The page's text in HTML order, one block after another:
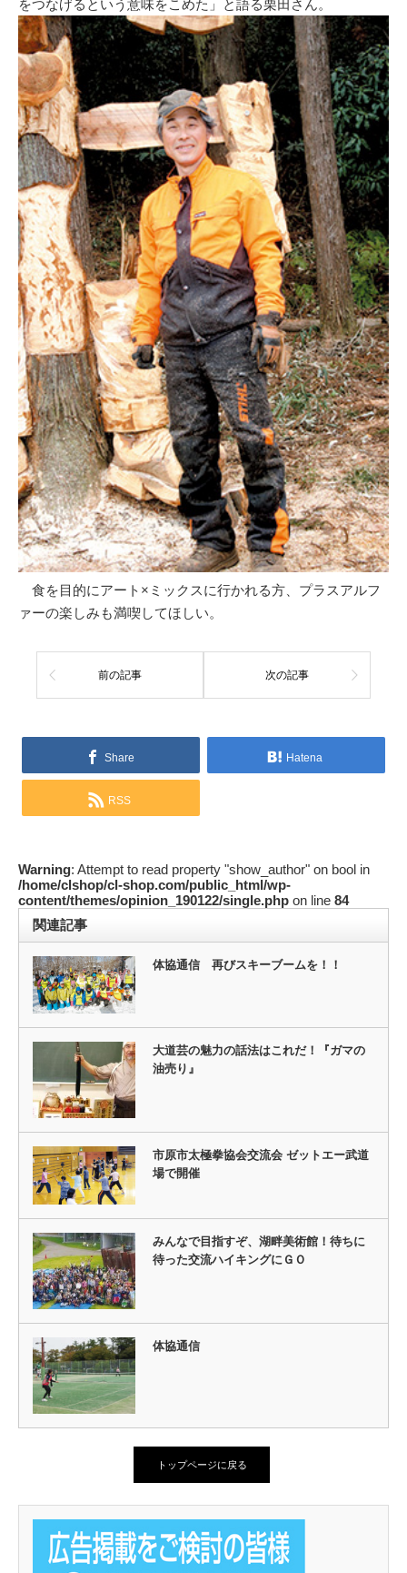
をつなげるという意味をこめた」と語る栗田さん。
食を目的にアート×ミックスに行かれる方、プラスアルフ
ァーの楽しみも満喫してほしい。
前の記事 次の記事
Share Hatena
RSS
Warning: Attempt to read property "show_author" on bool in
/home/clshop/cl-shop.com/public_html/wp-
content/themes/opinion_190122/single.php on line 84
関連記事
体協通信 再びスキーブームを！！
大道芸の魅力の話法はこれだ！『ガマの
油売り』
市原市太極拳協会交流会 ゼットエー武道
場で開催
みんなで目指すぞ、湖畔美術館！待ちに
待った交流ハイキングにＧＯ
体協通信
トップページに戻る